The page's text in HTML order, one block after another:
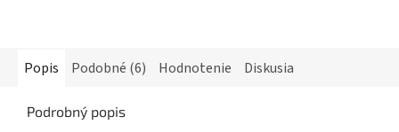
Popis Podobné (6) Hodnotenie Diskusia
Podrobný popis